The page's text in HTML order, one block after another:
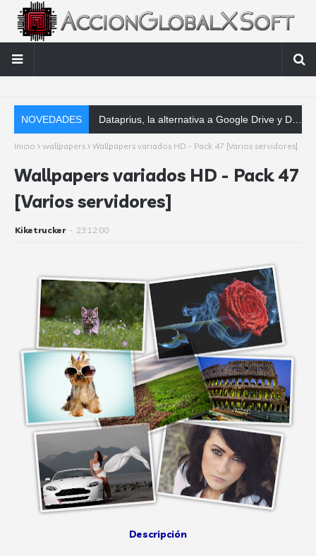
NOVEDADES Dataprius, la alternativa a Google Drive y Dropbox que las empresas deberían conocer
Inicio wallpapers Wallpapers variados HD - Pack 47 [Varios servidores]
Wallpapers variados HD - Pack 47
[Varios servidores]
Kiketrucker - 23:12:00
Descripción